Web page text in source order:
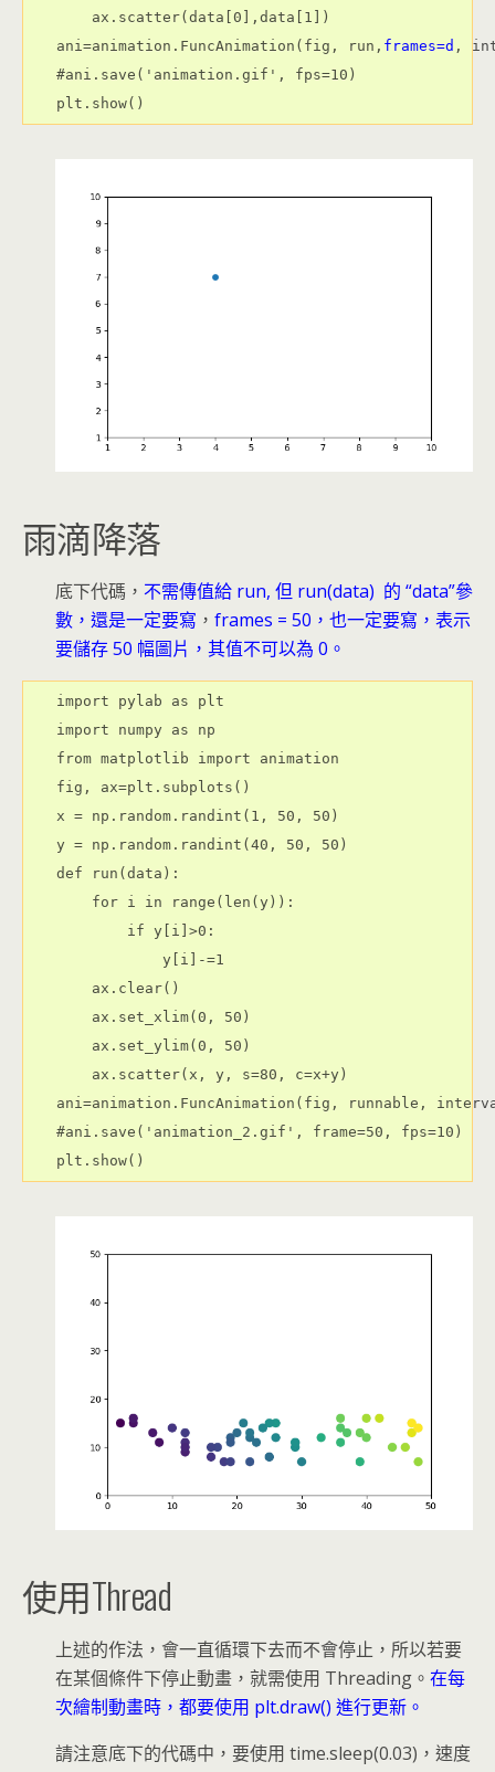
    ax.scatter(data[0],data[1])
ani=animation.FuncAnimation(fig, run, frames=d ,
#ani.save('animation.gif', fps=10)
雨滴降落
底下代碼， 不需傳值給 run, 但 run(data) 的 “data”參
數，還是一定要寫 ， frames = 50，也一定要寫，表示
要儲存 50 幅圖片，其值不可以為 0。
import pylab as plt
import numpy as np
from matplotlib import animation
fig, ax=plt.subplots()
x = np.random.randint(1, 50, 50)
y = np.random.randint(40, 50, 50)
def run(data):
    for i in range(len(y)):
        if y[i]>0:
            y[i]-=1
    ax.clear()
    ax.set_xlim(0, 50)
    ax.set_ylim(0, 50)
    ax.scatter(x, y, s=80, c=x+y)
ani=animation.FuncAnimation(fig, runnable,
#ani.save('animation_2.gif', frame=50, fps=10)
使用Thread
上述的作法，會一直循環下去而不會停止，所以若要
在某個條件下停止動畫，就需使用 Threading。 在每
次繪制動畫時，都要使用 plt.draw() 進行更新。
請注意底下的代碼中，要使用 time.sleep(0.03)，速度